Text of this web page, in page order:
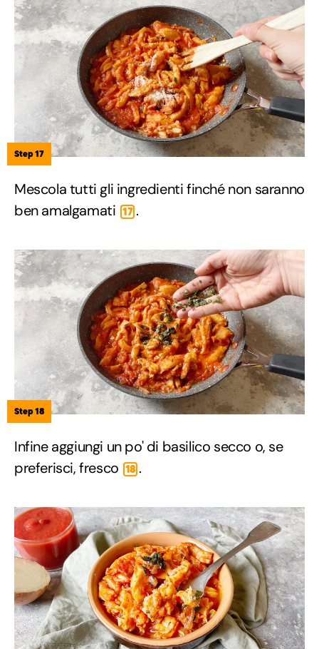
Step 17
Mescola tutti gli ingredienti finché non saranno
ben amalgamati 17 .
Step 18
Infine aggiungi un po' di basilico secco o, se
preferisci, fresco 18 .